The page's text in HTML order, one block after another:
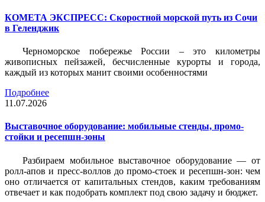
КОМЕТА ЭКСПРЕСС: Скоростной морской путь из Сочи
в Геленджик
Черноморское побережье России – это километры
живописных пейзажей, бесчисленные курорты и города,
каждый из которых манит своими особенностями
Подробнее
11.07.2026
Выставочное оборудование: мобильные стенды, промо-
стойки и ресепшн-зоны
Разбираем мобильное выставочное оборудование — от
ролл-апов и пресс-воллов до промо-стоек и ресепшн-зон: чем
оно отличается от капитальных стендов, каким требованиям
отвечает и как подобрать комплект под свою задачу и бюджет.